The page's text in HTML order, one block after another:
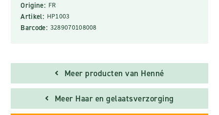
Origine: FR
Artikel: HP1003
Barcode: 3289070108008
Meer producten van Henné
Meer Haar en gelaatsverzorging